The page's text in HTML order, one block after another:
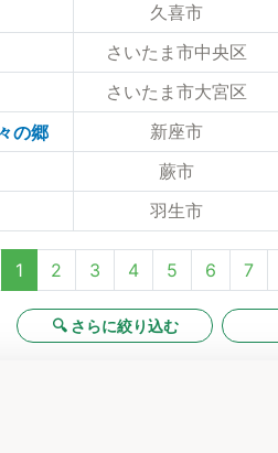
久喜市
さいたま市中央区
さいたま市大宮区
の郷
新座市
蕨市
羽生市
1 2 3 4 5 6 7
🔍 さらに絞り込む